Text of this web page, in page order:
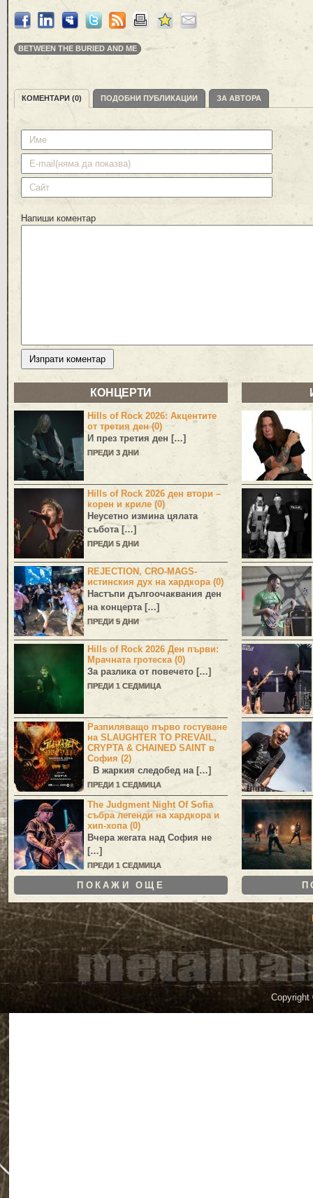
BETWEEN THE BURIED AND ME
КОМЕНТАРИ (0) ПОДОБНИ ПУБЛИКАЦИИ ЗА АВТОРА
Напиши коментар
КОНЦЕРТИ
Hills of Rock 2026: Акцентите
от третия ден (0)
И през третия ден […]
ПРЕДИ 3 ДНИ
Hills of Rock 2026 ден втори –
корен и криле (0)
Неусетно измина цялата
събота […]
ПРЕДИ 5 ДНИ
REJECTION, CRO-MAGS-
истинския дух на хардкора (0)
Настъпи дългоочаквания ден
на концерта […]
ПРЕДИ 5 ДНИ
Hills of Rock 2026 Ден първи:
Мрачната гротеска (0)
За разлика от повечето […]
ПРЕДИ 1 СЕДМИЦА
Разпиляващо първо гостуване
на SLAUGHTER TO PREVAIL,
CRYPTA & CHAINED SAINT в
София (2)
В жаркия следобед на […]
ПРЕДИ 1 СЕДМИЦА
The Judgment Night Of Sofia
събра легенди на хардкора и
хип-хопа (0)
Вчера жегата над София не
[…]
ПРЕДИ 1 СЕДМИЦА
ПОКАЖИ ОЩЕ